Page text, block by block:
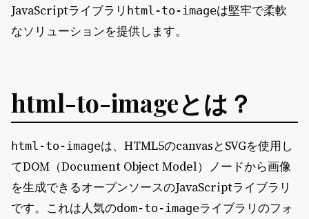
JavaScriptライブラリ html-to-imageは堅牢で柔軟
なソリューションを提供します。
html-to-imageとは？
html-to-imageは、HTML5のcanvasとSVGを使用し
てDOM（Document Object Model）ノードから画像
を生成できるオープンソースのJavaScriptライブラリ
です。これは人気のdom-to-imageライブラリのフォ